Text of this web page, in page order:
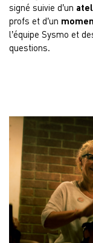
signé suivie d’un
profs et d’un
l’équipe Sysmo et
questions.